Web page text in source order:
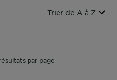
Filtrer par
Trier de A à Z
par page